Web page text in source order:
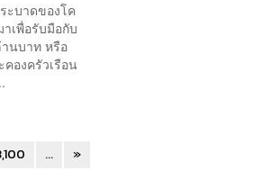
ะบาดของโค
เพื่อรับมือกับ
นบาท หรือ
องครัวเรือน
...
»